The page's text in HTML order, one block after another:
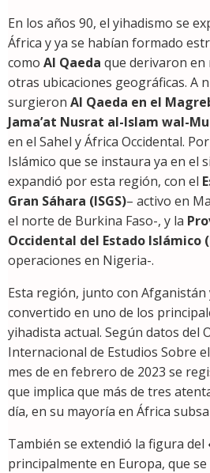
En los años 90, el yihadismo se
África y ya se habían formado
como Al Qaeda que derivaron en
otras ubicaciones geográficas. A
surgieron Al Qaeda en el
Jama’at Nusrat al-Islam wal-
en el Sahel y África Occidental.
Islámico que se instaura ya en el
expandió por esta región, con el
Gran Sáhara (ISGS)– activo en
el norte de Burkina Faso-, y la
Occidental del Estado Islámico
operaciones en Nigeria-.
Esta región, junto con Afganistán
convertido en uno de los
yihadista actual. Según datos del
Internacional de Estudios Sobre
mes de en febrero de 2023 se
que implica que más de tres
día, en su mayoría en África
También se extendió la figura del
principalmente en Europa, que